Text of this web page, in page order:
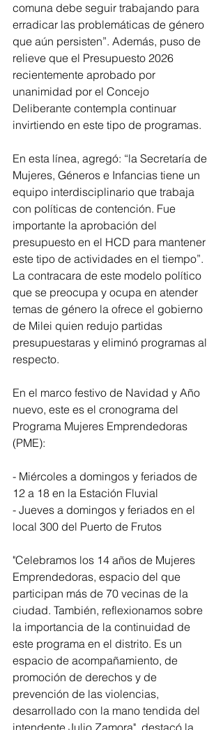
comuna debe seguir trabajando para
erradicar las problemáticas de género
que aún persisten”. Además, puso de
relieve que el Presupuesto 2026
recientemente aprobado por
unanimidad por el Concejo
Deliberante contempla continuar
invirtiendo en este tipo de programas.
En esta línea, agregó: “la Secretaría de
Mujeres, Géneros e Infancias tiene un
equipo interdisciplinario que trabaja
con políticas de contención. Fue
importante la aprobación del
presupuesto en el HCD para mantener
este tipo de actividades en el tiempo”.
La contracara de este modelo político
que se preocupa y ocupa en atender
temas de género la ofrece el gobierno
de Milei quien redujo partidas
presupuestaras y eliminó programas al
respecto.
En el marco festivo de Navidad y Año
nuevo, este es el cronograma del
Programa Mujeres Emprendedoras
(PME):
- Miércoles a domingos y feriados de
12 a 18 en la Estación Fluvial
- Jueves a domingos y feriados en el
local 300 del Puerto de Frutos
"Celebramos los 14 años de Mujeres
Emprendedoras, espacio del que
participan más de 70 vecinas de la
ciudad. También, reflexionamos sobre
la importancia de la continuidad de
este programa en el distrito. Es un
espacio de acompañamiento, de
promoción de derechos y de
prevención de las violencias,
desarrollado con la mano tendida del